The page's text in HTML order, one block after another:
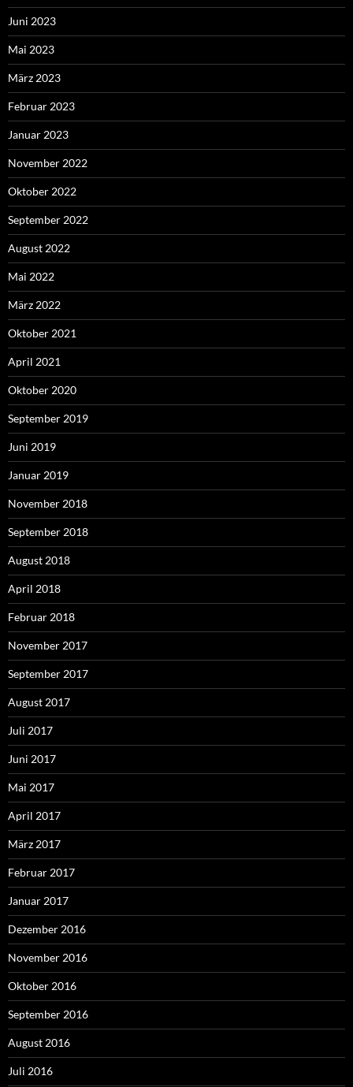
Juni 2023
Mai 2023
März 2023
Februar 2023
Januar 2023
November 2022
Oktober 2022
September 2022
August 2022
Mai 2022
März 2022
Oktober 2021
April 2021
Oktober 2020
September 2019
Juni 2019
Januar 2019
November 2018
September 2018
August 2018
April 2018
Februar 2018
November 2017
September 2017
August 2017
Juli 2017
Juni 2017
Mai 2017
April 2017
März 2017
Februar 2017
Januar 2017
Dezember 2016
November 2016
Oktober 2016
September 2016
August 2016
Juli 2016